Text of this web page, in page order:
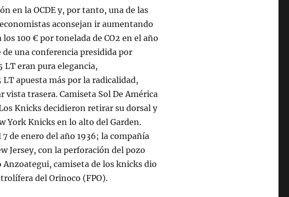
en la OCDE y, por tanto, una de las
aconsejan ir aumentando
100 € por tonelada de CO2 en el año
una conferencia presidida por
LT eran pura elegancia,
apuesta más por la radicalidad,
vista trasera. Camiseta Sol De América
Knicks decidieron retirar su dorsal y
York Knicks en lo alto del Garden.
de enero del año 1936; la compañía
Jersey, con la perforación del pozo
Anzoategui, camiseta de los knicks dio
del Orinoco (FPO).